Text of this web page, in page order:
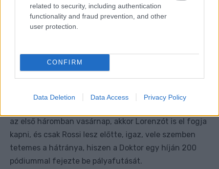
related to security, including authentication
functionality and fraud prevention, and other
user protection.
CONFIRM
Data Deletion Data Access Privacy Policy